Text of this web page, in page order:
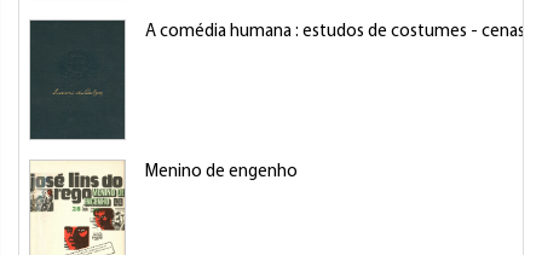
A comédia humana : estudos de costumes - cenas
Menino de engenho